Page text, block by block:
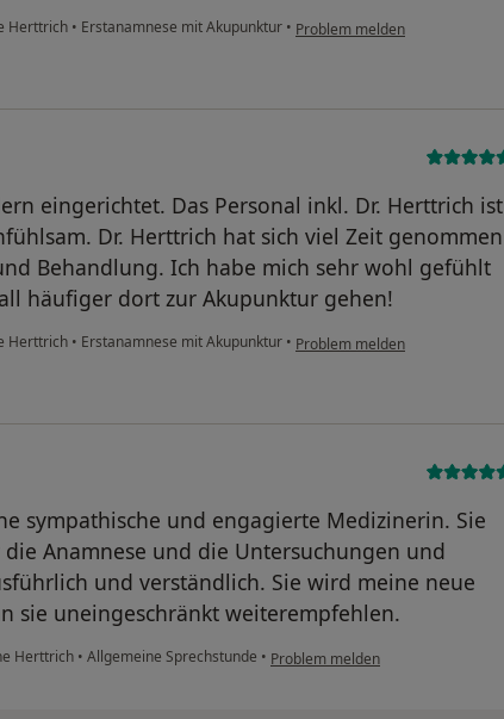
Herttrich • Erstanamnese mit Akupunktur • Problem melden
eingerichtet. Das Personal inkl. Dr. Herttrich ist
Dr. Herttrich hat sich viel Zeit genommen
Behandlung. Ich habe mich sehr wohl gefühlt
häufiger dort zur Akupunktur gehen!
Herttrich • Erstanamnese mit Akupunktur • Problem melden
sympathische und engagierte Medizinerin. Sie
Anamnese und die Untersuchungen und
und verständlich. Sie wird meine neue
sie uneingeschränkt weiterempfehlen.
Herttrich • Allgemeine Sprechstunde • Problem melden